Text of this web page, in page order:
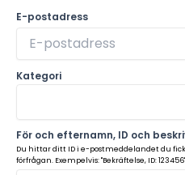
E-postadress
Kategori
För och efternamn, ID och
Du hittar ditt ID i e-postmeddelandet du
förfrågan. Exempelvis: "Bekräftelse, ID: